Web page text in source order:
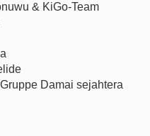
& KiGo-Team
Damai sejahtera